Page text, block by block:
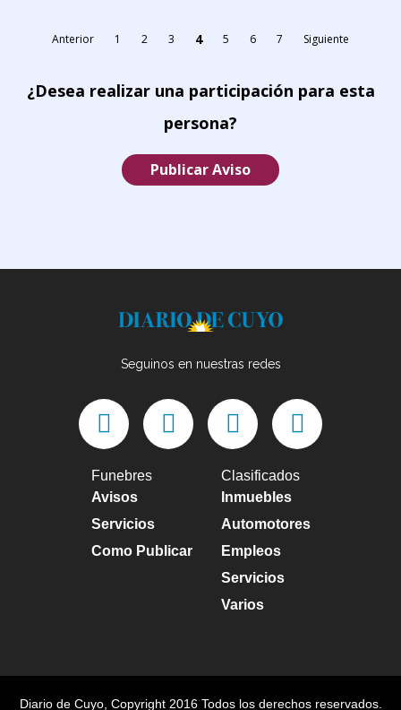
Anterior 1 2 3 4 5 6 7 Siguiente
¿Desea realizar una participación para esta
persona?
Publicar Aviso
Seguinos en nuestras redes
Funebres
Avisos
Servicios
Como Publicar
Clasificados
Inmuebles
Automotores
Empleos
Servicios
Varios
Diario de Cuyo, Copyright 2016 Todos los derechos reservados.